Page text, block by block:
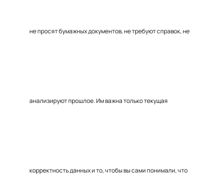
не просят бумажных документов, не требуют справок, не
анализируют прошлое. Им важна только текущая
корректность данных и то, чтобы вы сами понимали, что